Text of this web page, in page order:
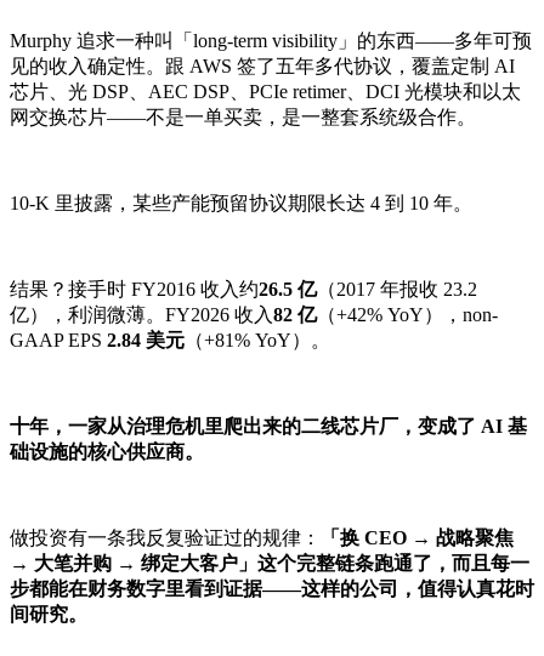
Murphy 追求一种叫「long-term visibility」的东西——多年可预
见的收入确定性。跟 AWS 签了五年多代协议，覆盖定制 AI
芯片、光 DSP、AEC DSP、PCIe retimer、DCI 光模块和以太
网交换芯片——不是一单买卖，是一整套系统级合作。
10-K 里披露，某些产能预留协议期限长达 4 到 10 年。
结果？接手时 FY2016 收入约26.5 亿（2017 年报收 23.2
亿），利润微薄。FY2026 收入82 亿（+42% YoY），non-
GAAP EPS 2.84 美元 （+81% YoY）。
十年，一家从治理危机里爬出来的二线芯片厂，变成了 AI 基
础设施的核心供应商。
做投资有一条我反复验证过的规律：
「换 CEO → 战略聚焦
→ 大笔并购 → 绑定大客户」这个完整链条跑通了，而且每一
步都能在财务数字里看到证据——这样的公司，值得认真花时
间研究。